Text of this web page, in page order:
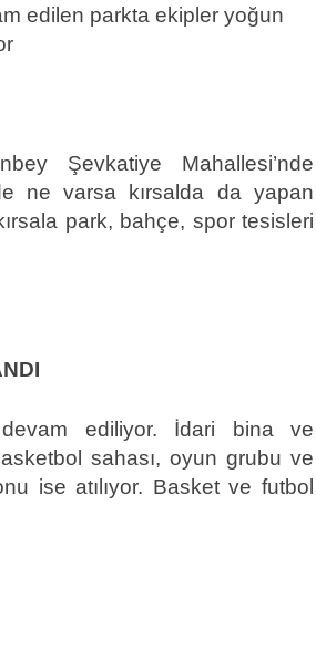
edilen parkta ekipler yoğun
Şevkatiye Mahallesi’nde
ne varsa kırsalda da yapan
park, bahçe, spor tesisleri
devam ediliyor. İdari bina ve
sahası, oyun grubu ve
ise atılıyor. Basket ve futbol